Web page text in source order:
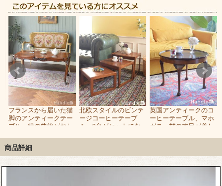
フランスから届いた猫
脚のアンティークテー
ブル、縁の曲線がおし
ル
北欧スタイルのビンテ
ージコーヒーテーブ
ル、3台がセットにな
テーブル
英国アンティークのコ
ーヒーテーブル、マホ
ガニー材の木目が美し
商品詳細